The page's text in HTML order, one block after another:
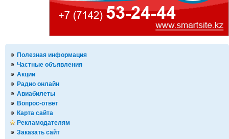
Полезная информация
Частные объявления
Акции
Радио онлайн
Авиабилеты
Вопрос-ответ
Карта сайта
Рекламодателям
Заказать сайт